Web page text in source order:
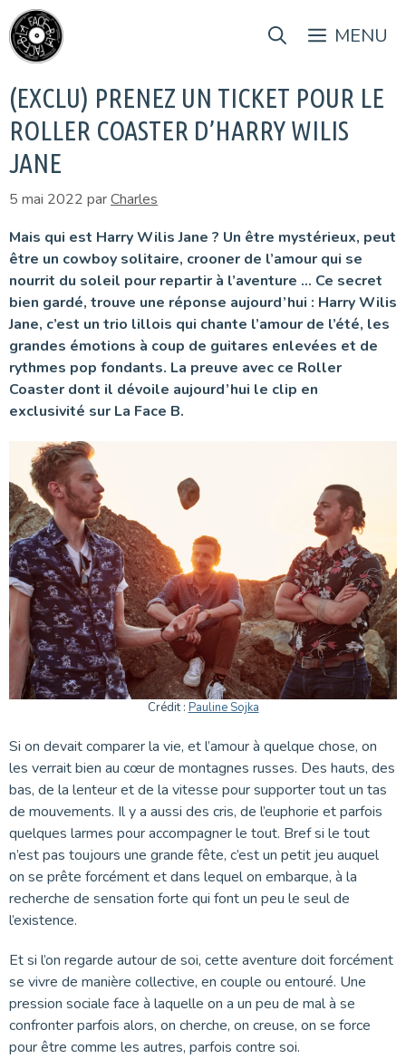
Aller
au
contenu
MENU
(EXCLU) PRENEZ UN TICKET POUR LE
ROLLER COASTER D’HARRY WILIS
JANE
5 mai 2022 parCharles
Mais qui est Harry Wilis Jane ? Un être mystérieux, peut
être un cowboy solitaire, crooner de l’amour qui se
nourrit du soleil pour repartir à l’aventure … Ce secret
bien gardé, trouve une réponse aujourd’hui : Harry Wilis
Jane, c’est un trio lillois qui chante l’amour de l’été, les
grandes émotions à coup de guitares enlevées et de
rythmes pop fondants. La preuve avec ce Roller
Coaster dont il dévoile aujourd’hui le clip en
exclusivité sur La Face B.
Crédit : Pauline Sojka
Si on devait comparer la vie, et l’amour à quelque chose, on
les verrait bien au cœur de montagnes russes. Des hauts, des
bas, de la lenteur et de la vitesse pour supporter tout un tas
de mouvements. Il y a aussi des cris, de l’euphorie et parfois
quelques larmes pour accompagner le tout. Bref si le tout
n’est pas toujours une grande fête, c’est un petit jeu auquel
on se prête forcément et dans lequel on embarque, à la
recherche de sensation forte qui font un peu le seul de
l’existence.
Et si l’on regarde autour de soi, cette aventure doit forcément
se vivre de manière collective, en couple ou entouré. Une
pression sociale face à laquelle on a un peu de mal à se
confronter parfois alors, on cherche, on creuse, on se force
pour être comme les autres, parfois contre soi.